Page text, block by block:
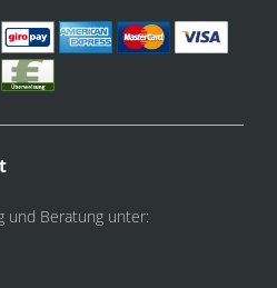
und Beratung unter: